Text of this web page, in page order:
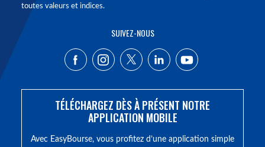
toutes valeurs et indices.
SUIVEZ-NOUS
TÉLÉCHARGEZ DÈS À PRÉSENT NOTRE
APPLICATION MOBILE
Avec EasyBourse, vous profitez d’une application simple